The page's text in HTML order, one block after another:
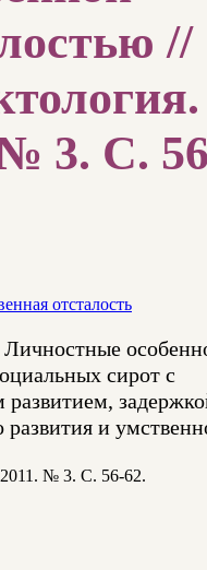
//
3. С.
отсталость
сирот с
развития и
№ 3. С. 56-62.